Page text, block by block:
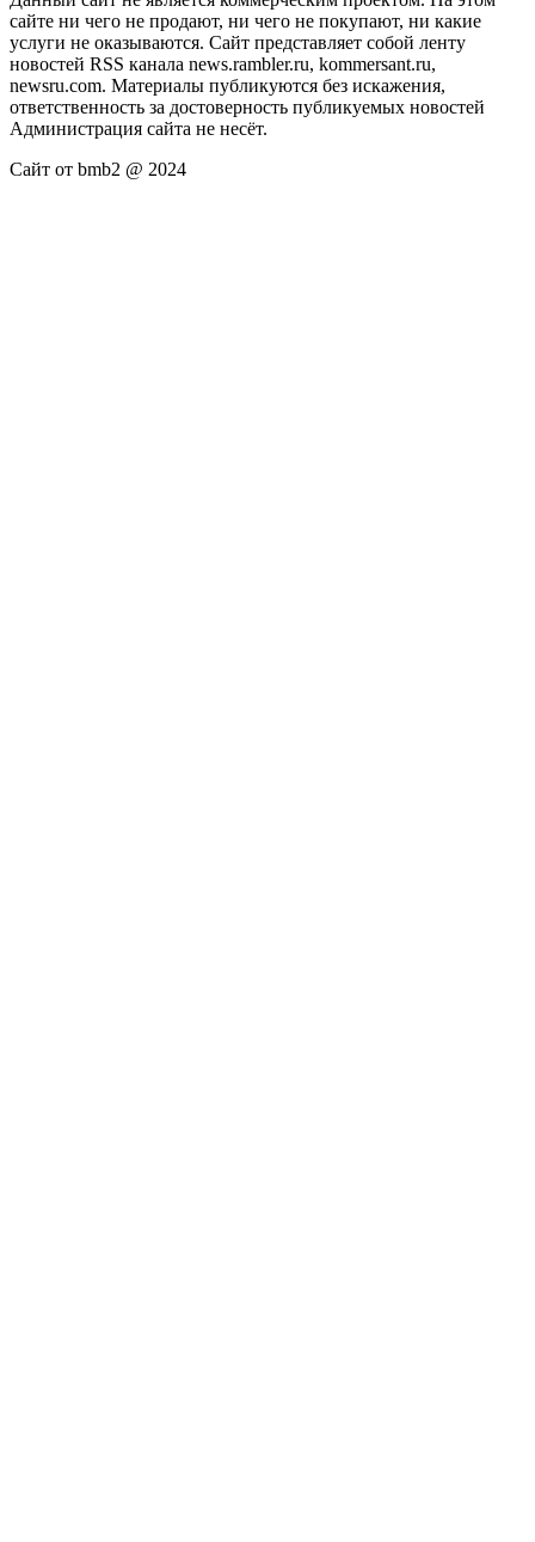
сайте ни чего не продают, ни чего не покупают, ни какие
услуги не оказываются. Сайт представляет собой ленту
новостей RSS канала news.rambler.ru, kommersant.ru,
newsru.com. Материалы публикуются без искажения,
ответственность за достоверность публикуемых новостей
Администрация сайта не несёт.
Сайт от bmb2 @ 2024